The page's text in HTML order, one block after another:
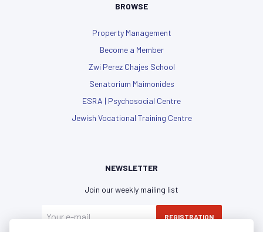
BROWSE
Property Management
Become a Member
Zwi Perez Chajes School
Senatorium Maimonides
ESRA | Psychosocial Centre
Jewish Vocational Training Centre
NEWSLETTER
Join our weekly mailing list
REGISTRATION